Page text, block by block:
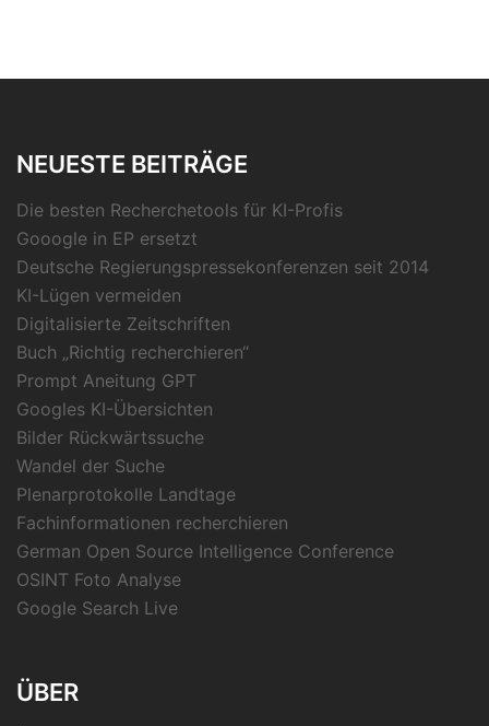
NEUESTE BEITRÄGE
Die besten Recherchetools für KI-Profis
Gooogle in EP ersetzt
Deutsche Regierungspressekonferenzen seit 2014
KI-Lügen vermeiden
Digitalisierte Zeitschriften
Buch „Richtig recherchieren“
Prompt Aneitung GPT
Googles KI-Übersichten
Bilder Rückwärtssuche
Wandel der Suche
Plenarprotokolle Landtage
Fachinformationen recherchieren
German Open Source Intelligence Conference
OSINT Foto Analyse
Google Search Live
ÜBER